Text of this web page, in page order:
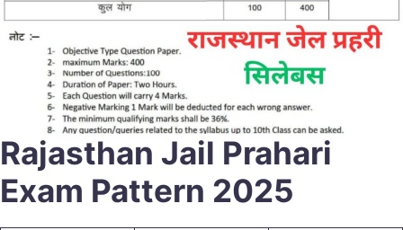
Rajasthan Jail Prahari
Exam Pattern 2025